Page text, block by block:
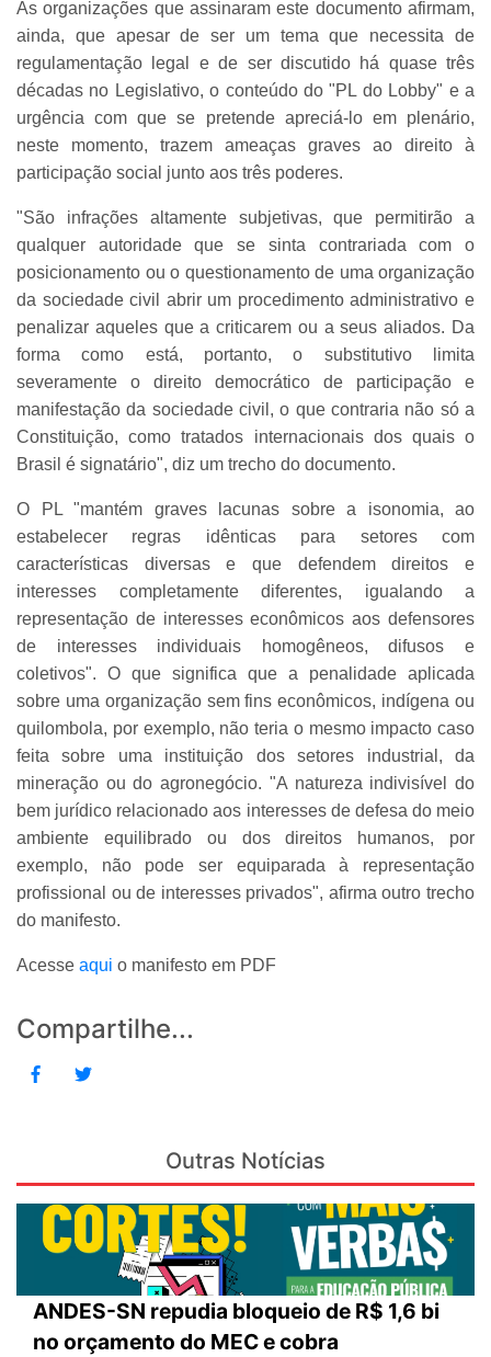
As organizações que assinaram este documento afirmam,
ainda, que apesar de ser um tema que necessita de
regulamentação legal e de ser discutido há quase três
décadas no Legislativo, o conteúdo do "PL do Lobby" e a
urgência com que se pretende apreciá-lo em plenário,
neste momento, trazem ameaças graves ao direito à
participação social junto aos três poderes.
"São infrações altamente subjetivas, que permitirão a
qualquer autoridade que se sinta contrariada com o
posicionamento ou o questionamento de uma organização
da sociedade civil abrir um procedimento administrativo e
penalizar aqueles que a criticarem ou a seus aliados. Da
forma como está, portanto, o substitutivo limita
severamente o direito democrático de participação e
manifestação da sociedade civil, o que contraria não só a
Constituição, como tratados internacionais dos quais o
Brasil é signatário", diz um trecho do documento.
O PL "mantém graves lacunas sobre a isonomia, ao
estabelecer regras idênticas para setores com
características diversas e que defendem direitos e
interesses completamente diferentes, igualando a
representação de interesses econômicos aos defensores
de interesses individuais homogêneos, difusos e
coletivos". O que significa que a penalidade aplicada
sobre uma organização sem fins econômicos, indígena ou
quilombola, por exemplo, não teria o mesmo impacto caso
feita sobre uma instituição dos setores industrial, da
mineração ou do agronegócio. "A natureza indivisível do
bem jurídico relacionado aos interesses de defesa do meio
ambiente equilibrado ou dos direitos humanos, por
exemplo, não pode ser equiparada à representação
profissional ou de interesses privados", afirma outro trecho
do manifesto.
Acesse aqui o manifesto em PDF
Compartilhe...
Outras Notícias
ANDES-SN repudia bloqueio de R$ 1,6 bi
no orçamento do MEC e cobra